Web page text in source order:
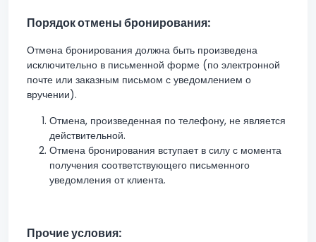
Порядок отмены бронирования:
Отмена бронирования должна быть произведена
исключительно в письменной форме (по электронной
почте или заказным письмом с уведомлением о
вручении).
Отмена, произведенная по телефону, не является
действительной.
Отмена бронирования вступает в силу с момента
получения соответствующего письменного
уведомления от клиента.
Прочие условия: